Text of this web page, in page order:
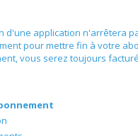
d'une application n'arrêtera
pour mettre fin à votre
vous serez toujours